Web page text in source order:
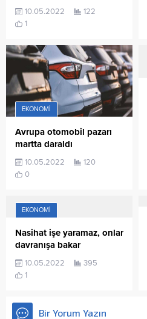
10.05.2022
122
1
EKONOMI
Avrupa otomobil pazarı
martta daraldı
10.05.2022
120
0
EKONOMI
Nasihat işe yaramaz, onlar
davranışa bakar
10.05.2022
395
1
Bir Yorum Yazın